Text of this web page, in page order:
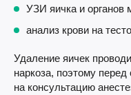
УЗИ яичка и органов
анализ крови на
Удаление яичек
наркоза, поэтому
на консультацию